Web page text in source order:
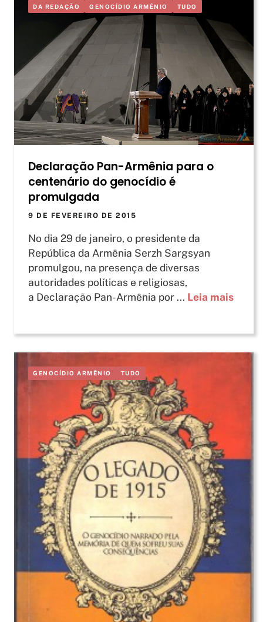
DA REDAÇÃO GENOCÍDIO ARMÊNIO TUDO
Declaração Pan-Armênia para o
centenário do genocídio é
promulgada
9 DE FEVEREIRO DE 2015
No dia 29 de janeiro, o presidente da
República da Armênia Serzh Sargsyan
promulgou, na presença de diversas
autoridades políticas e religiosas,
a Declaração Pan-Armênia por ... Leia mais
GENOCÍDIO ARMÊNIO TUDO